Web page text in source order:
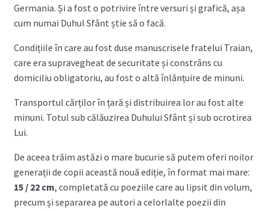
Germania. Și a fost o potrivire între versuri și grafică, așa
cum numai Duhul Sfânt știe să o facă.
Condițiile în care au fost duse manuscrisele fratelui Traian,
care era supravegheat de securitate și constrâns cu
domiciliu obligatoriu, au fost o altă înlănțuire de minuni.
Transportul cărților în țară și distribuirea lor au fost alte
minuni. Totul sub călăuzirea Duhului Sfânt și sub ocrotirea
Lui.
De aceea trăim astăzi o mare bucurie să putem oferi noilor
generații de copii această nouă ediție, în format mai mare:
15 / 22 cm, completată cu poeziile care au lipsit din volum,
precum și separarea pe autori a celorlalte poezii din